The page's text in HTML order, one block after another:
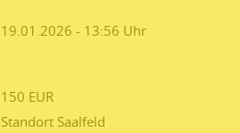
19.01.2026 - 13:56
150 EUR
Standort Saalfeld